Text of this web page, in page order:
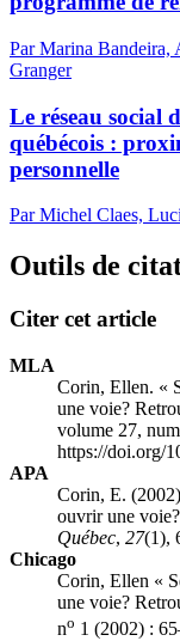
Par Marina Bandeira,
Granger
Le réseau social
québécois :
personnelle
Par Michel Claes,
Outils de
Citer cet article
MLA
Corin, Ellen. «
une voie?
volume 27,
https://doi.org/
APA
Corin, E.
ouvrir une
Québec, 27(1),
Chicago
Corin, Ellen «
une voie?
no 1 (2002) :